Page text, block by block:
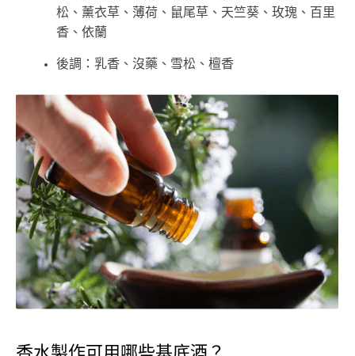
松、薰衣草、薄荷、鼠尾草、天竺葵、玫瑰、百里
香、依蘭
後調：乳香、沒藥、雪松、檀香